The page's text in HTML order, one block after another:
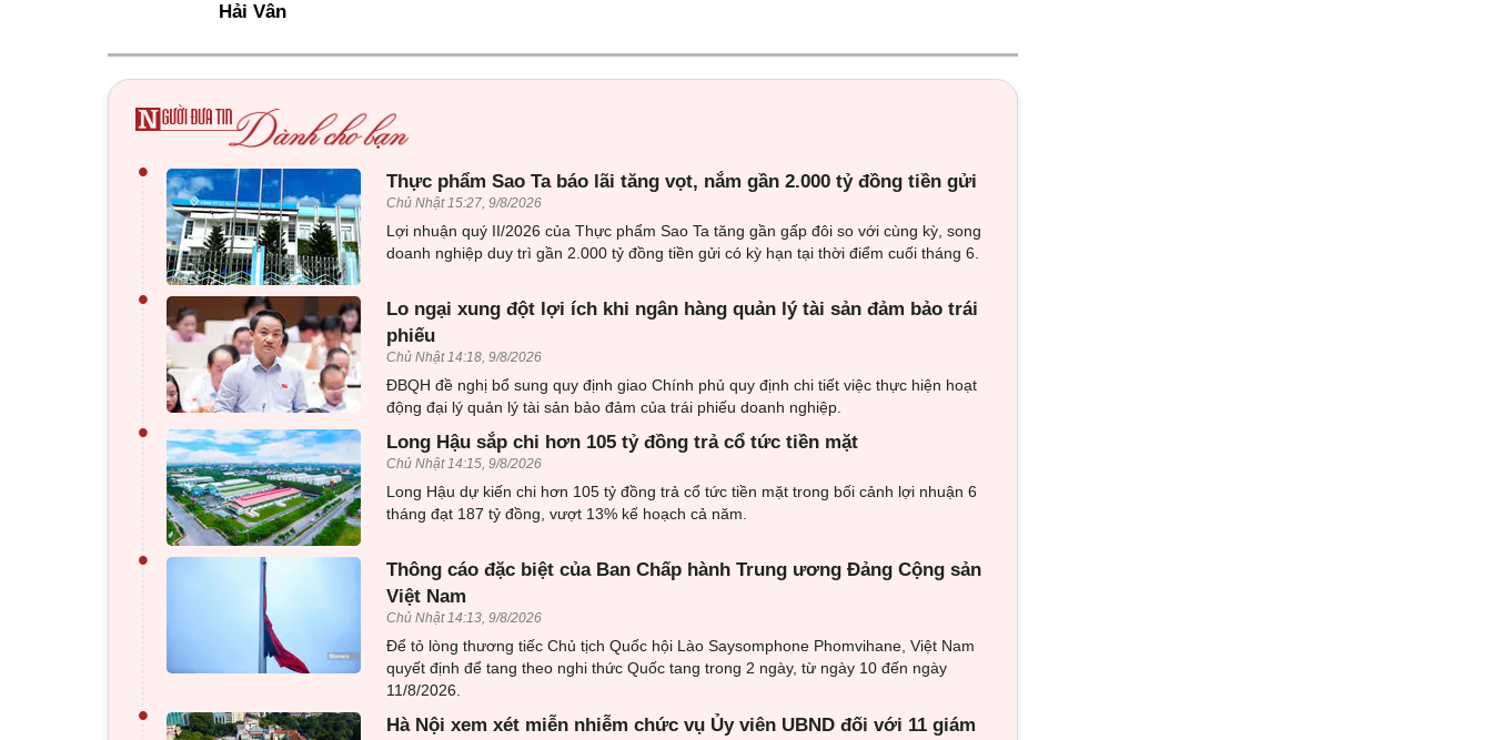
Hải Vân
• Thực phẩm Sao Ta báo lãi tăng vọt, nắm gần 2.000 tỷ đồng tiền gửi
Chủ Nhật 15:27, 9/8/2026
Lợi nhuận quý II/2026 của Thực phẩm Sao Ta tăng gần gấp đôi so với cùng kỳ, song
doanh nghiệp duy trì gần 2.000 tỷ đồng tiền gửi có kỳ hạn tại thời điểm cuối tháng 6.
•
Lo ngại xung đột lợi ích khi ngân hàng quản lý tài sản đảm bảo trái
phiếu
Chủ Nhật 14:18, 9/8/2026
ĐBQH đề nghị bổ sung quy định giao Chính phủ quy định chi tiết việc thực hiện hoạt
động đại lý quản lý tài sản bảo đảm của trái phiếu doanh nghiệp.
• Long Hậu sắp chi hơn 105 tỷ đồng trả cổ tức tiền mặt
Chủ Nhật 14:15, 9/8/2026
Long Hậu dự kiến chi hơn 105 tỷ đồng trả cổ tức tiền mặt trong bối cảnh lợi nhuận 6
tháng đạt 187 tỷ đồng, vượt 13% kế hoạch cả năm.
•
Thông cáo đặc biệt của Ban Chấp hành Trung ương Đảng Cộng sản
Việt Nam
Chủ Nhật 14:13, 9/8/2026
Để tỏ lòng thương tiếc Chủ tịch Quốc hội Lào Saysomphone Phomvihane, Việt Nam
quyết định để tang theo nghi thức Quốc tang trong 2 ngày, từ ngày 10 đến ngày
11/8/2026.
•
Hà Nội xem xét miễn nhiễm chức vụ Ủy viên UBND đối với 11 giám